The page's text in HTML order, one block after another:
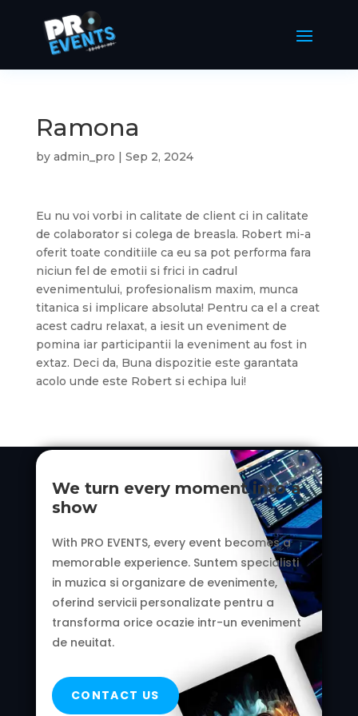
Ramona
by admin_pro | Sep 2, 2024
Eu nu voi vorbi in calitate de client ci in calitate
de colaborator si colega de breasla. Robert mi-a
oferit toate conditiile ca eu sa pot performa fara
niciun fel de emotii si frici in cadrul
evenimentului, profesionalism maxim, munca
titanica si implicare absoluta! Pentru ca el a creat
acest cadru relaxat, a iesit un eveniment de
pomina iar participantii la eveniment au fost in
extaz. Deci da, Buna dispozitie este garantata
acolo unde este Robert si echipa lui!
We turn every moment into a
show
With PRO EVENTS, every event becomes a
memorable experience. Suntem specialisti
in muzica si organizare de evenimente,
oferind servicii personalizate pentru a
transforma orice ocazie intr-un eveniment
de neuitat.
CONTACT US